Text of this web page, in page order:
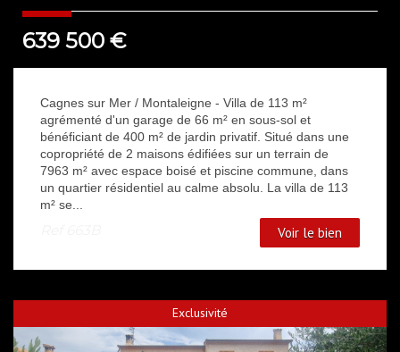
639 500 €
Cagnes sur Mer / Montaleigne - Villa de 113 m²
agrémenté d'un garage de 66 m² en sous-sol et
bénéficiant de 400 m² de jardin privatif. Situé dans une
copropriété de 2 maisons édifiées sur un terrain de
7963 m² avec espace boisé et piscine commune, dans
un quartier résidentiel au calme absolu. La villa de 113
m² se...
Voir le bien
Exclusivité